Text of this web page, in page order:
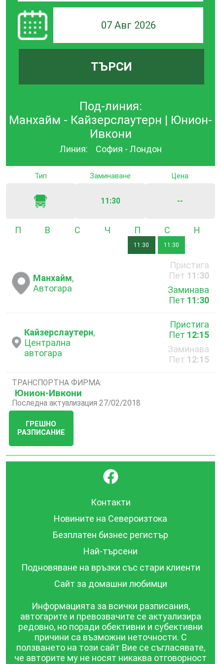
07 Авг 2026
ТЪРСИ
Под-линия:
Манхайм - Кайзерслаутерн | Юнион-
Ивкони
Линия: София - Лондон
Тип Заминаване
11:30
Цена
--
ПонеделникВторник Четвъртък
11:30
Събота
11:30
Манхайм,
Автогара
Пристига
Пет 11:30
Заминава
Пет 11:30
Кайзерслаутерн,
Централна
автогара
Пристига
Пет 12:15
Заминава
Пет 12:15
ТРАНСПОРТНА ФИРМА:
Юнион-Ивкони
Последна актуализация 27/02/2018
ГРЕШНО
РАЗПИСАНИЕ
}
Контакти
Новините на Североизтока
Безплатен бизнес регистър
Най-търсени
Подновяване на връзки със стари клиенти
Сайт за домашни любимци
Информацията за всички разписания,
автогарите и превозвачите се актуализира
редовно, но поради обективни и субективни
причини са възможни неточности. С
ползването на този сайт Вие се съгласявате,
че авторите му не носят никаква отговорност